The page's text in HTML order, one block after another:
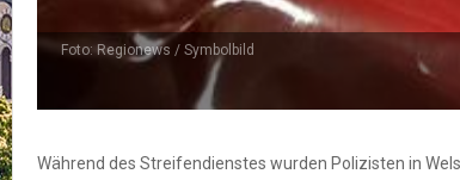
Foto: Regionews / Symbolbild
Während des Streifendienstes wurden Polizisten in